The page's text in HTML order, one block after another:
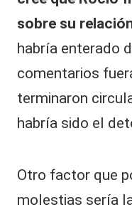
sobre su
habría enterado
comentarios
terminaron
habría sido el
Otro factor que
molestias sería